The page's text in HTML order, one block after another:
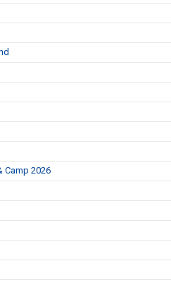
Camp 2026